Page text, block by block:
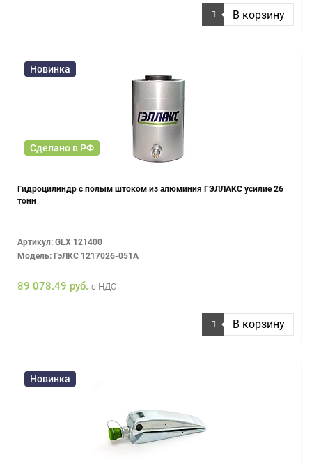
В корзину
Новинка
Сделано в РФ
Гидроцилиндр с полым штоком из алюминия ГЭЛЛАКС усилие 26
тонн
Артикул: GLX 121400
Модель: ГэЛКС 1217026-051А
89 078.49 руб. с НДС
В корзину
Новинка